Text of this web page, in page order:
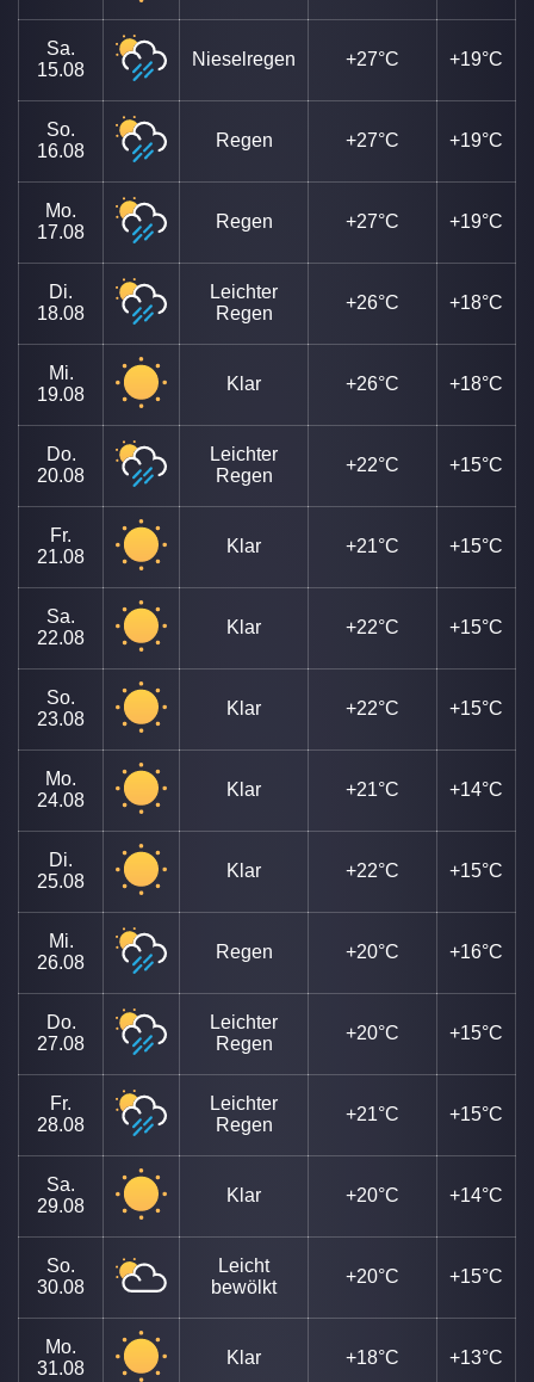
Sa.
15.08
Nieselregen +27°C +19°C
So.
16.08
Regen +27°C +19°C
Mo.
17.08
Regen +27°C +19°C
Di.
18.08
Leichter
Regen
+26°C +18°C
Mi.
19.08
Klar +26°C +18°C
Do.
20.08
Leichter
Regen
+22°C +15°C
Fr.
21.08
Klar +21°C +15°C
Sa.
22.08
Klar +22°C +15°C
So.
23.08
Klar +22°C +15°C
Mo.
24.08
Klar +21°C +14°C
Di.
25.08
Klar +22°C +15°C
Mi.
26.08
Regen +20°C +16°C
Do.
27.08
Leichter
Regen
+20°C +15°C
Fr.
28.08
Leichter
Regen
+21°C +15°C
Sa.
29.08
Klar +20°C +14°C
So.
30.08
Leicht
bewölkt
+20°C +15°C
Mo.
31.08
Klar +18°C +13°C